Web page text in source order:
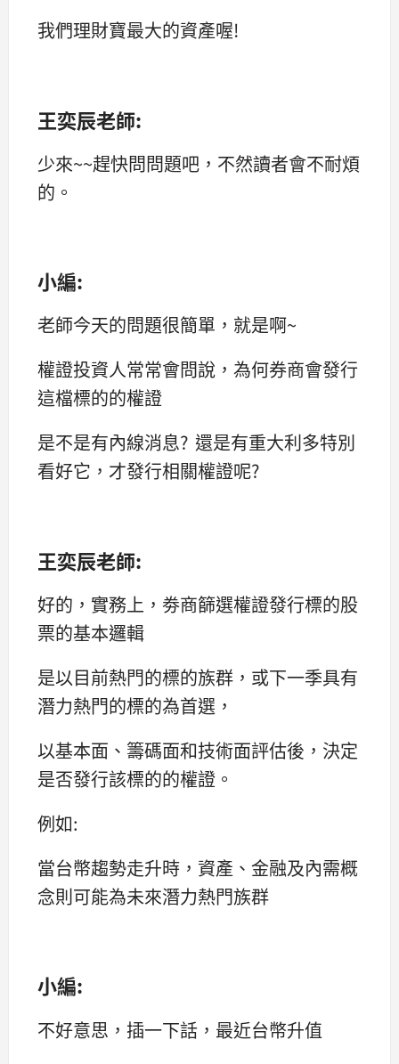
我們理財寶最大的資產喔!
王奕辰老師:
少來~~趕快問問題吧，不然讀者會不耐煩
的。
小編:
老師今天的問題很簡單，就是啊~
權證投資人常常會問說，為何券商會發行
這檔標的的權證
是不是有內線消息? 還是有重大利多特別
看好它，才發行相關權證呢?
王奕辰老師:
好的，實務上，劵商篩選權證發行標的股
票的基本邏輯
是以目前熱門的標的族群，或下一季具有
潛力熱門的標的為首選，
以基本面、籌碼面和技術面評估後，決定
是否發行該標的的權證。
例如:
當台幣趨勢走升時，資產、金融及內需概
念則可能為未來潛力熱門族群
小編:
不好意思，插一下話，最近台幣升值